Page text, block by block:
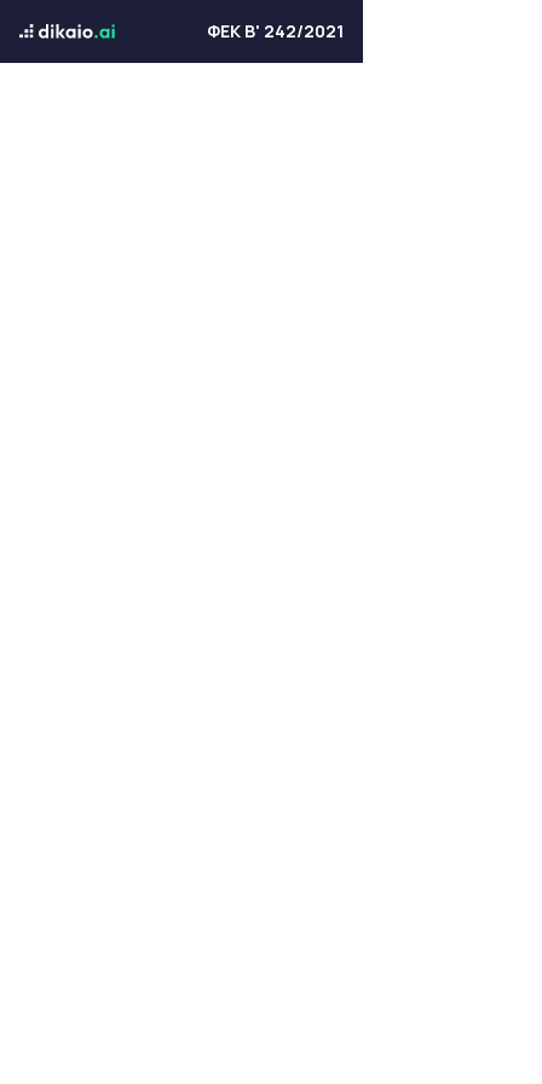
ΦΕΚ Β' 242/2021